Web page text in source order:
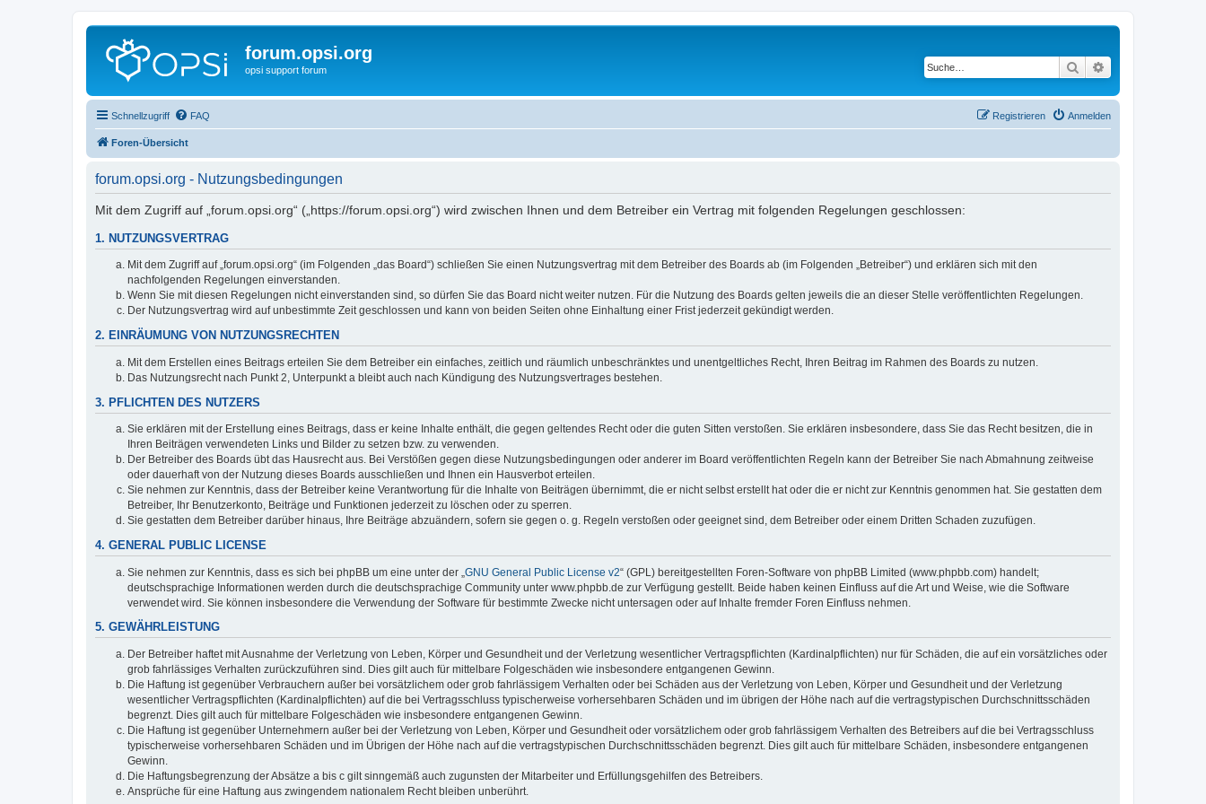
forum.opsi.org
opsi support forum Suche
Schnellzugriff FAQ Anmelden
Registrieren
Foren-Übersicht
forum.opsi.org - Nutzungsbedingungen
Mit dem Zugriff auf „forum.opsi.org“ („https://forum.opsi.org“) wird zwischen Ihnen und dem Betreiber ein Vertrag mit folgenden Regelungen geschlossen:
1. NUTZUNGSVERTRAG
Mit dem Zugriff auf „forum.opsi.org“ (im Folgenden „das Board“) schließen Sie einen Nutzungsvertrag mit dem Betreiber des Boards ab (im Folgenden „Betreiber“) und erklären sich mit den
nachfolgenden Regelungen einverstanden.
Wenn Sie mit diesen Regelungen nicht einverstanden sind, so dürfen Sie das Board nicht weiter nutzen. Für die Nutzung des Boards gelten jeweils die an dieser Stelle veröffentlichten Regelungen.
Der Nutzungsvertrag wird auf unbestimmte Zeit geschlossen und kann von beiden Seiten ohne Einhaltung einer Frist jederzeit gekündigt werden.
2. EINRÄUMUNG VON NUTZUNGSRECHTEN
Mit dem Erstellen eines Beitrags erteilen Sie dem Betreiber ein einfaches, zeitlich und räumlich unbeschränktes und unentgeltliches Recht, Ihren Beitrag im Rahmen des Boards zu nutzen.
Das Nutzungsrecht nach Punkt 2, Unterpunkt a bleibt auch nach Kündigung des Nutzungsvertrages bestehen.
3. PFLICHTEN DES NUTZERS
Sie erklären mit der Erstellung eines Beitrags, dass er keine Inhalte enthält, die gegen geltendes Recht oder die guten Sitten verstoßen. Sie erklären insbesondere, dass Sie das Recht besitzen, die in
Ihren Beiträgen verwendeten Links und Bilder zu setzen bzw. zu verwenden.
Der Betreiber des Boards übt das Hausrecht aus. Bei Verstößen gegen diese Nutzungsbedingungen oder anderer im Board veröffentlichten Regeln kann der Betreiber Sie nach Abmahnung zeitweise
oder dauerhaft von der Nutzung dieses Boards ausschließen und Ihnen ein Hausverbot erteilen.
Sie nehmen zur Kenntnis, dass der Betreiber keine Verantwortung für die Inhalte von Beiträgen übernimmt, die er nicht selbst erstellt hat oder die er nicht zur Kenntnis genommen hat. Sie gestatten dem
Betreiber, Ihr Benutzerkonto, Beiträge und Funktionen jederzeit zu löschen oder zu sperren.
Sie gestatten dem Betreiber darüber hinaus, Ihre Beiträge abzuändern, sofern sie gegen o. g. Regeln verstoßen oder geeignet sind, dem Betreiber oder einem Dritten Schaden zuzufügen.
4. GENERAL PUBLIC LICENSE
Sie nehmen zur Kenntnis, dass es sich bei phpBB um eine unter der „ GNU General Public License v2“ (GPL) bereitgestellten Foren-Software von phpBB Limited (www.phpbb.com) handelt;
deutschsprachige Informationen werden durch die deutschsprachige Community unter www.phpbb.de zur Verfügung gestellt. Beide haben keinen Einfluss auf die Art und Weise, wie die Software
verwendet wird. Sie können insbesondere die Verwendung der Software für bestimmte Zwecke nicht untersagen oder auf Inhalte fremder Foren Einfluss nehmen.
5. GEWÄHRLEISTUNG
Der Betreiber haftet mit Ausnahme der Verletzung von Leben, Körper und Gesundheit und der Verletzung wesentlicher Vertragspflichten (Kardinalpflichten) nur für Schäden, die auf ein vorsätzliches oder
grob fahrlässiges Verhalten zurückzuführen sind. Dies gilt auch für mittelbare Folgeschäden wie insbesondere entgangenen Gewinn.
Die Haftung ist gegenüber Verbrauchern außer bei vorsätzlichem oder grob fahrlässigem Verhalten oder bei Schäden aus der Verletzung von Leben, Körper und Gesundheit und der Verletzung
wesentlicher Vertragspflichten (Kardinalpflichten) auf die bei Vertragsschluss typischerweise vorhersehbaren Schäden und im übrigen der Höhe nach auf die vertragstypischen Durchschnittsschäden
begrenzt. Dies gilt auch für mittelbare Folgeschäden wie insbesondere entgangenen Gewinn.
Die Haftung ist gegenüber Unternehmern außer bei der Verletzung von Leben, Körper und Gesundheit oder vorsätzlichem oder grob fahrlässigem Verhalten des Betreibers auf die bei Vertragsschluss
typischerweise vorhersehbaren Schäden und im Übrigen der Höhe nach auf die vertragstypischen Durchschnittsschäden begrenzt. Dies gilt auch für mittelbare Schäden, insbesondere entgangenen
Gewinn.
Die Haftungsbegrenzung der Absätze a bis c gilt sinngemäß auch zugunsten der Mitarbeiter und Erfüllungsgehilfen des Betreibers.
Ansprüche für eine Haftung aus zwingendem nationalem Recht bleiben unberührt.